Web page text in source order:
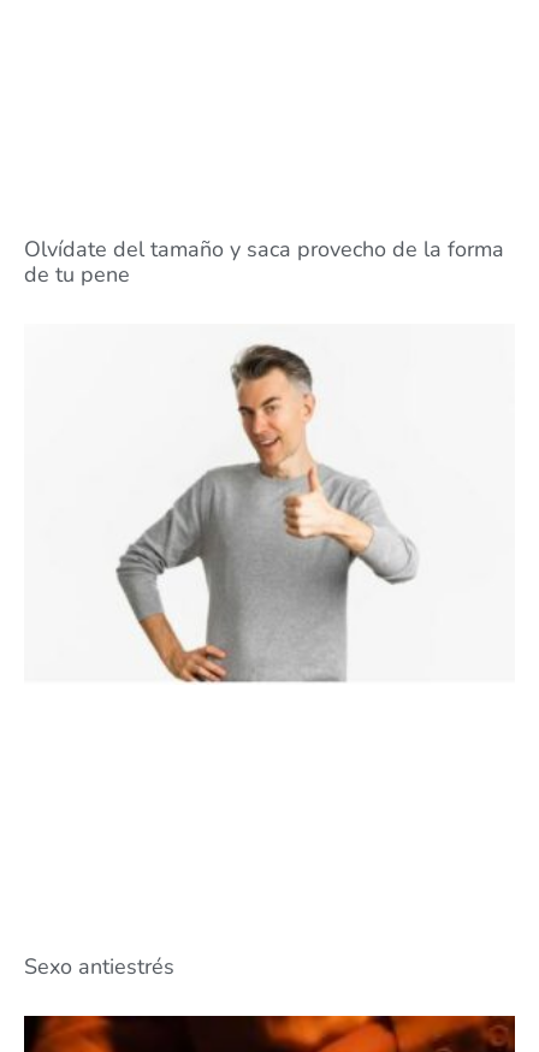
Olvídate del tamaño y saca provecho de la forma
de tu pene
Sexo antiestrés